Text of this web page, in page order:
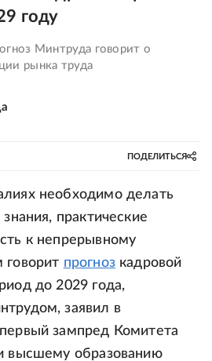
году
Минтруда говорит о
рынка труда
ПОДЕЛИТЬСЯ
необходимо делать
практические
к непрерывному
прогнозкадровой
до 2029 года,
заявил в
зампред Комитета
высшему образованию